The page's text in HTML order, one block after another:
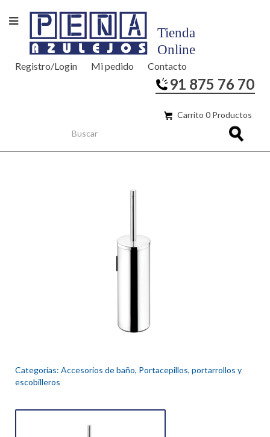
Registro/Login Mi pedido Contacto
91 875 76 70
Carrito 0 Productos
Categorías: Accesorios de baño, Portacepillos, portarrollos y
escobilleros